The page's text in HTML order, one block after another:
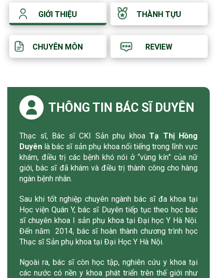
GIỚI THIỆU THÀNH TỰU
CHUYÊN MÔN REVIEW
THÔNG TIN BÁC SĨ DUYÊN
Thạc sĩ, Bác sĩ CKI Sản phụ khoa Tạ Thị Hồng
Duyên là bác sĩ sản phụ khoa nổi tiếng trong lĩnh vực
khám, điều trị các bệnh khó nói ở “vùng kín” của nữ
giới, bác sĩ đã khám và điều trị thành công cho hàng
ngàn bệnh nhân.
Sau khi tốt nghiệp chuyên ngành bác sĩ đa khoa tại
Học viện Quân Y, bác sĩ Duyên tiếp tục theo học bác
sĩ chuyên khoa I sản phụ khoa tại Đại học Y Hà Nội.
Đến năm 2014, bác sĩ hoàn thành chương trình học
Thạc sĩ Sản phụ khoa tại Đại Học Y Hà Nội.
Ngoài ra, bác sĩ còn học tập, nghiên cứu y khoa tại
các nước có nền y khoa phát triển trên thế giới như